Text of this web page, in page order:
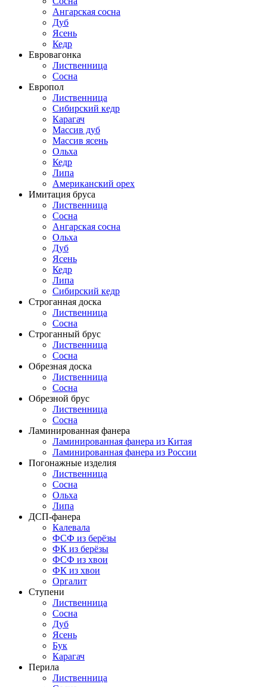
Ангарская сосна
Дуб
Ясень
Кедр
Евровагонка
Лиственница
Сосна
Европол
Лиственница
Сибирский кедр
Карагач
Массив дуб
Массив ясень
Ольха
Кедр
Липа
Американский орех
Имитация бруса
Лиственница
Сосна
Ангарская сосна
Ольха
Дуб
Ясень
Кедр
Липа
Сибирский кедр
Строганная доска
Лиственница
Сосна
Строганный брус
Лиственница
Сосна
Обрезная доска
Лиственница
Сосна
Обрезной брус
Лиственница
Сосна
Ламинированная фанера
Ламинированная фанера из Китая
Ламинированная фанера из России
Погонажные изделия
Лиственница
Сосна
Ольха
Липа
ДСП-фанера
Калевала
ФСФ из берёзы
ФК из берёзы
ФСФ из хвои
ФК из хвои
Оргалит
Ступени
Лиственница
Сосна
Дуб
Ясень
Бук
Карагач
Перила
Лиственница